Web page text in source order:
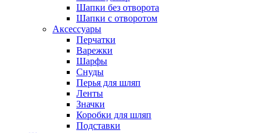
Шапки без отворота
Шапки с отворотом
Аксессуары
Перчатки
Варежки
Шарфы
Снуды
Перья для шляп
Ленты
Значки
Коробки для шляп
Подставки